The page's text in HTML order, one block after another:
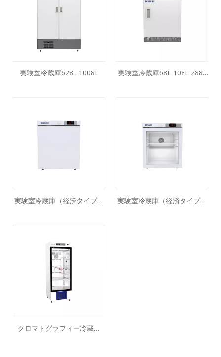
実験室冷蔵庫628L 1008L
実験室冷蔵庫68L 108L 288L
実験室冷蔵庫（経済タイプ）
実験室冷蔵庫（経済タイプ）
クロマトグラフィー冷蔵庫